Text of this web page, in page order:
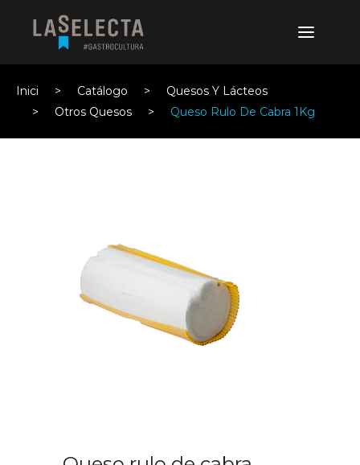
Inici Catálogo
Quesos Y Lácteos
Otros Quesos
Queso Rulo De Cabra 1Kg